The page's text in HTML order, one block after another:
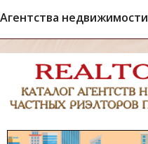
Агентства недвижимости